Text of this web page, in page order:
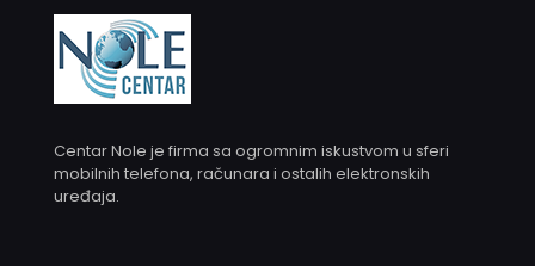
Centar Nole je firma sa ogromnim iskustvom u sferi
mobilnih telefona, računara i ostalih elektronskih
uređaja.